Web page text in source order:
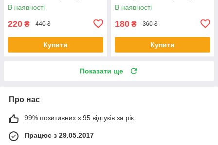
В наявності
220 ₴ 440 ₴
Купити
В наявності
180 ₴ 360 ₴
Купити
Показати ще
Про нас
99% позитивних з 95 відгуків за рік
Працює з 29.05.2017